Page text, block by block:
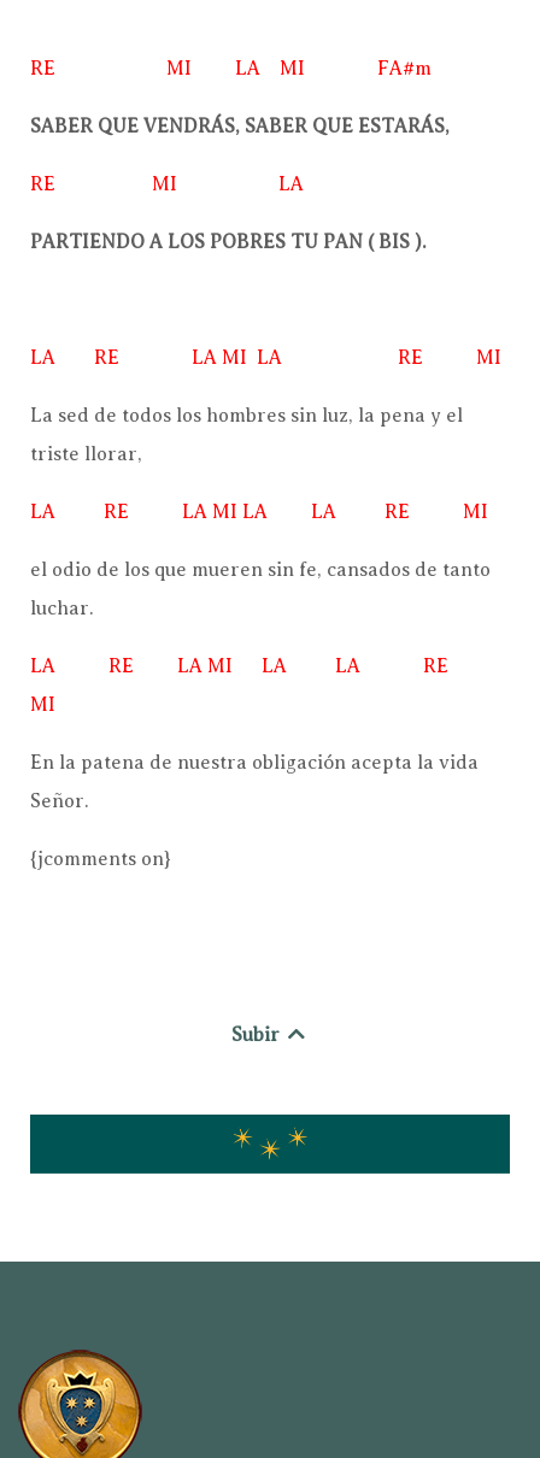
RE MI LA MI FA#m
SABER QUE VENDRÁS, SABER QUE ESTARÁS,
RE MI LA
PARTIENDO A LOS POBRES TU PAN ( BIS ).
LA RE LA MI LA RE MI
La sed de todos los hombres sin luz, la pena y el
triste llorar,
LA RE LA MI LA LA RE MI
el odio de los que mueren sin fe, cansados de tanto
luchar.
LA RE LA MI LA LA RE
MI
En la patena de nuestra obligación acepta la vida
Señor.
{jcomments on}
Subir